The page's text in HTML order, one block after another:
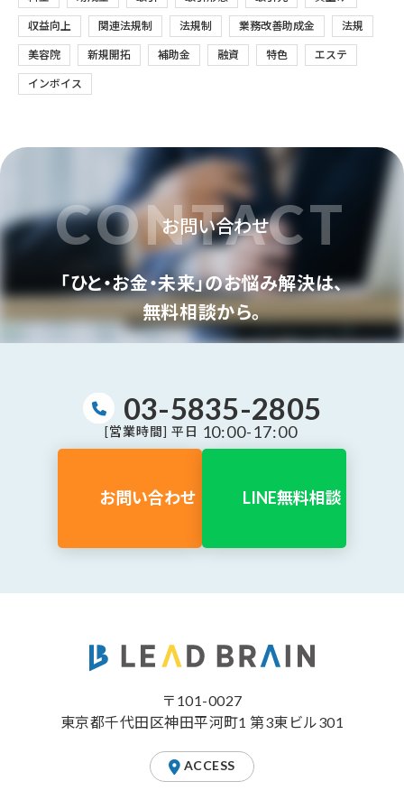
収益向上 関連法規制 法規制 業務改善助成金 法規
美容院 新規開拓 補助金 融資 特色 エステ
インボイス
CONTACT
お問い合わせ
「ひと・お金・未来」のお悩み解決は、
無料相談から。
03-5835-2805
[営業時間] 平日 10:00-17:00
お問い合わせ LINE無料相談
〒101-0027
東京都千代田区神田平河町1 第3東ビル301
ACCESS